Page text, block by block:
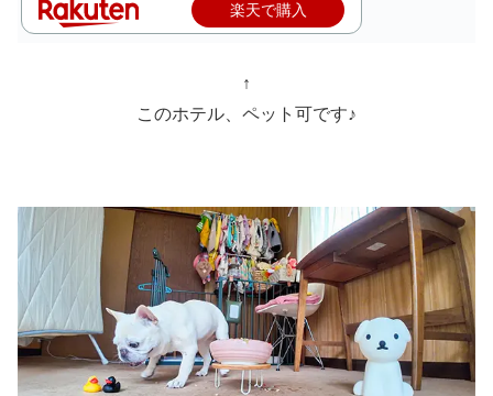
楽天で購入
↑
このホテル、ペット可です♪